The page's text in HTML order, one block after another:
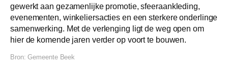
gewerkt aan gezamenlijke promotie, sfeeraankleding,
evenementen, winkeliersacties en een sterkere onderlinge
samenwerking. Met de verlenging ligt de weg open om
hier de komende jaren verder op voort te bouwen.
Bron:Gemeente Beek